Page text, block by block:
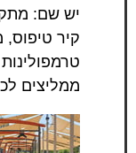
יש שם:
קיר טיפוס,
ממליצים